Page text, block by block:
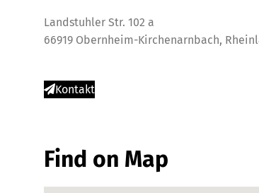
Landstuhler Str. 102 a
66919 Obernheim-Kirchenarnbach,
Kontakt
Find on Map